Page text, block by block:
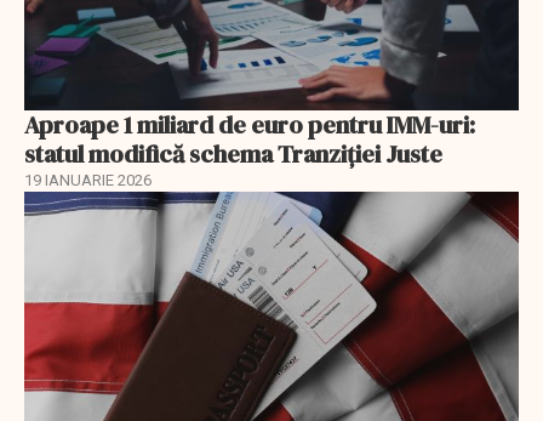
Aproape 1 miliard de euro pentru IMM-uri:
statul modifică schema Tranziției Juste
19 IANUARIE 2026